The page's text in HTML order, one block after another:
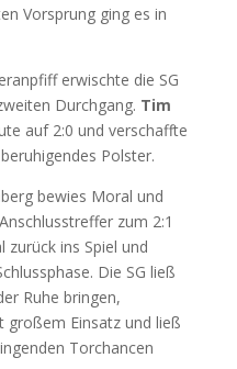
Vorsprung ging es in
erwischte die SG
Durchgang. Tim
auf 2:0 und verschaffte
Polster.
bewies Moral und
zum 2:1
zurück ins Spiel und
Die SG ließ
Ruhe bringen,
großem Einsatz und ließ
Torchancen